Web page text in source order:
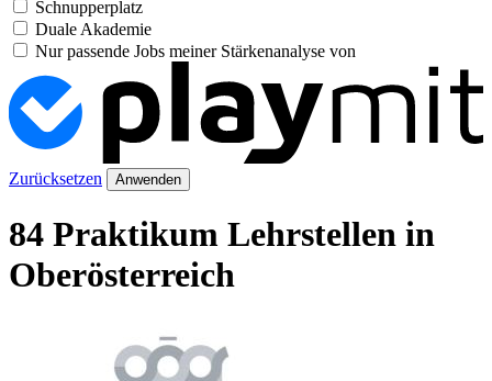
Schnupperplatz
Duale Akademie
Nur passende Jobs meiner Stärkenanalyse von
Zurücksetzen Anwenden
84 Praktikum Lehrstellen in
Oberösterreich